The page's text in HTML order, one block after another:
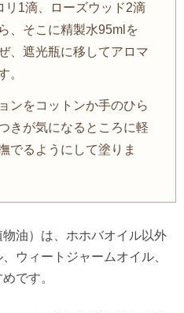
リ1滴、ローズウッド2滴
、そこに精製水95mlを
、遮光瓶に移してアロマ
。
ンをコットンか手のひら
きが気になるところに軽
でるようにして塗りま
油）は、ホホバオイル以外
ウィートジャームオイル、
です。